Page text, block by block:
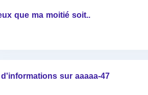
que ma moitié soit..
sur aaaaa-47